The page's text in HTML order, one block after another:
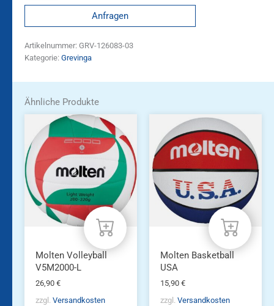
Anfragen
Artikelnummer: GRV-126083-03
Kategorie: Grevinga
Ähnliche Produkte
Molten Volleyball
V5M2000-L
26,90 €
zzgl. Versandkosten
Molten Basketball
USA
15,90 €
zzgl. Versandkosten